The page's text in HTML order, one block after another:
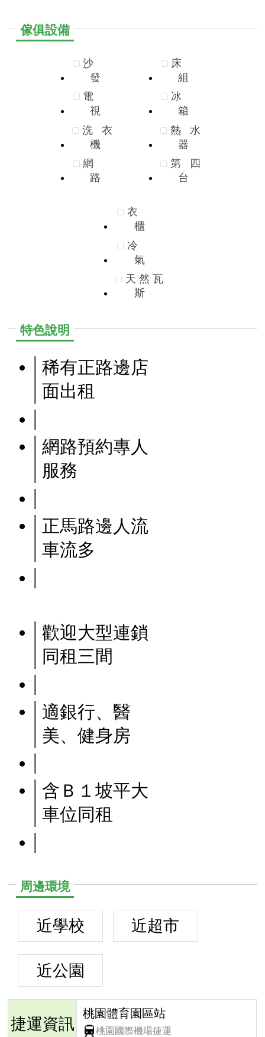
傢俱設備
沙
發
電
視
洗
衣
機
網
路
床
組
冰
箱
熱
水
器
第
四
台
衣
櫃
冷
氣
天 然 瓦
斯
特色說明
稀有正路邊店
面出租
網路預約專人
服務
正馬路邊人流
車流多
歡迎大型連鎖
同租三間
適銀行、醫
美、健身房
含Ｂ１坡平大
車位同租
周邊環境
近學校 近超市
近公園
捷運資訊
桃園體育園區站
桃園國際機場捷運